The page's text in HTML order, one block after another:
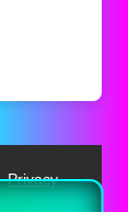
Privacy